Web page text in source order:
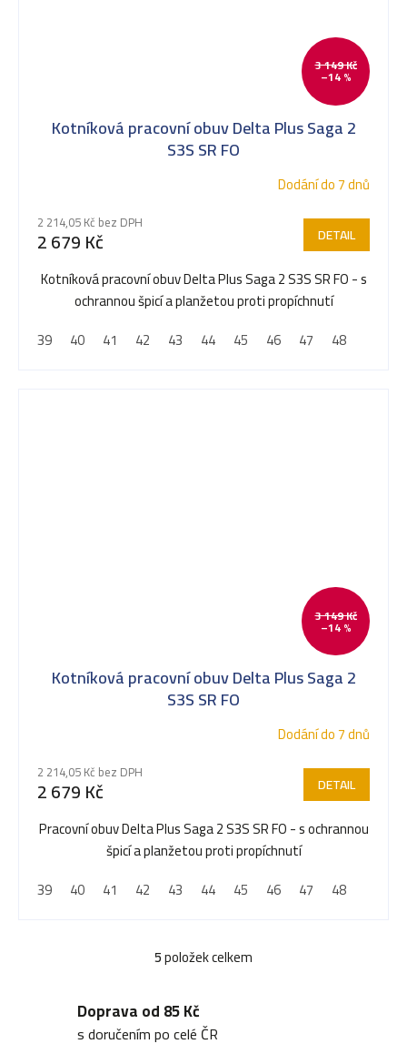
3 149 Kč
–14 %
Kotníková pracovní obuv Delta Plus Saga 2
S3S SR FO
Dodání do 7 dnů
2 214,05 Kč bez DPH
2 679 Kč DETAIL
Kotníková pracovní obuv Delta Plus Saga 2 S3S SR FO - s
ochrannou špicí a planžetou proti propíchnutí
39
40 41 42 43 44 45 46 47 48
3 149 Kč
–14 %
Kotníková pracovní obuv Delta Plus Saga 2
S3S SR FO
Dodání do 7 dnů
2 214,05 Kč bez DPH
2 679 Kč DETAIL
Pracovní obuv Delta Plus Saga 2 S3S SR FO - s ochrannou
špicí a planžetou proti propíchnutí
39
40 41 42 43 44 45 46 47 48
O
l
5položek celkem
Doprava od 85 Kč
s doručením po celé ČR